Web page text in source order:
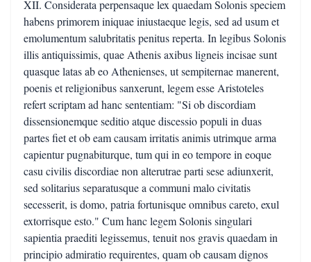
XII. Considerata perpensaque lex quaedam Solonis speciem
habens primorem iniquae iniustaeque legis, sed ad usum et
emolumentum salubritatis penitus reperta. In legibus Solonis
illis antiquissimis, quae Athenis axibus ligneis incisae sunt
quasque latas ab eo Athenienses, ut sempiternae manerent,
poenis et religionibus sanxerunt, legem esse Aristoteles
refert scriptam ad hanc sententiam: "Si ob discordiam
dissensionemque seditio atque discessio populi in duas
partes fiet et ob eam causam irritatis animis utrimque arma
capientur pugnabiturque, tum qui in eo tempore in eoque
casu civilis discordiae non alterutrae parti sese adiunxerit,
sed solitarius separatusque a communi malo civitatis
secesserit, is domo, patria fortunisque omnibus careto, exul
extorrisque esto." Cum hanc legem Solonis singulari
sapientia praediti legissemus, tenuit nos gravis quaedam in
principio admiratio requirentes, quam ob causam dignos